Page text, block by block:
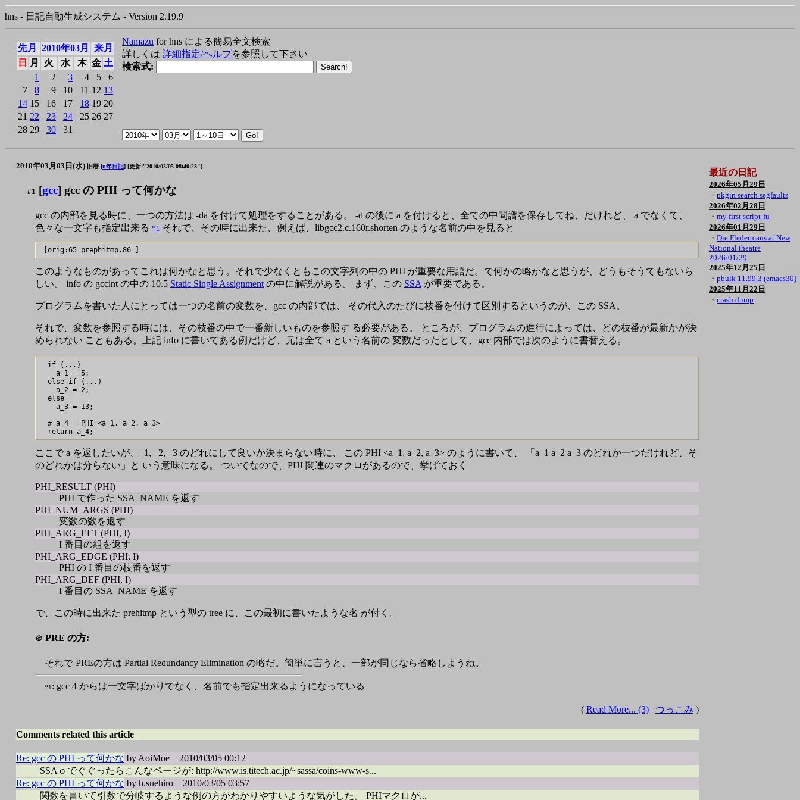
hns - 日記自動生成システム - Version 2.19.9
先月 2010年03月
来月
日
月 火 水 木 金 土
1
2 3 4 5
6
7
8 9 10 11 12 13
14 15 16 17 18 19 20
21 22 23 24 25 26 27
28 29 30 31
Namazu for hns による簡易全文検索
詳しくは 詳細指定/ヘルプを参照して下さい
検索式:
2010年03月03日(水) 旧暦 [n年日記] [更新:"2010/03/05 08:40:23"]
#1 [gcc] gcc の PHI って何かな
gcc の内部を見る時に、一つの方法は -da を付けて処理をすることがある。 -d の後に a を付けると、全ての中間譜を保存してね、だけれど、 a でなくて、
色々な一文字も指定出来る *1 それで、その時に出来た、例えば、libgcc2.c.160r.shorten のような名前の中を見ると
このようなものがあってこれは何かなと思う。それで少なくともこの文字列の中の PHI が重要な用語だ。で何かの略かなと思うが、どうもそうでもないら
しい。 info の gccint の中の 10.5 Static Single Assignment の中に解説がある。 まず、この SSA が重要である。
プログラムを書いた人にとっては一つの名前の変数を、gcc の内部では、 その代入のたびに枝番を付けて区別するというのが、この SSA。
それで、変数を参照する時には、その枝番の中で一番新しいものを参照す る必要がある。 ところが、プログラムの進行によっては、どの枝番が最新かが決
められない こともある。上記 info に書いてある例だけど、元は全て a という名前の 変数だったとして、gcc 内部では次のように書替える。
  if (...)
    a_1 = 5;
  else if (...)
    a_2 = 2;
  else
    a_3 = 13;
  # a_4 = PHI <a_1, a_2, a_3>
ここで a を返したいが、_1, _2, _3 のどれにして良いか決まらない時に、 この PHI <a_1, a_2, a_3> のように書いて、 「a_1 a_2 a_3 のどれか一つだけれど、そ
のどれかは分らない」と いう意味になる。 ついでなので、PHI 関連のマクロがあるので、挙げておく
PHI_RESULT (PHI)
PHI で作った SSA_NAME を返す
PHI_NUM_ARGS (PHI)
変数の数を返す
PHI_ARG_ELT (PHI, I)
I 番目の組を返す
PHI_ARG_EDGE (PHI, I)
PHI の I 番目の枝番を返す
PHI_ARG_DEF (PHI, I)
I 番目の SSA_NAME を返す
で、この時に出来た prehitmp という型の tree に、この最初に書いたような名 が付く。
＠ PRE の方:
それで PREの方は Partial Redundancy Elimination の略だ。簡単に言うと、一部が同じなら省略しようね。
*1 : gcc 4 からは一文字ばかりでなく、名前でも指定出来るようになっている
( Read More... (3) | つっこみ )
Comments related this article
Re: gcc の PHI って何かな by AoiMoe 2010/03/05 00:12
SSA φ でぐぐったらこんなページが: http://www.is.titech.ac.jp/~sassa/coins-www-s...
Re: gcc の PHI って何かな by h.suehiro 2010/03/05 03:57
関数を書いて引数で分岐するような例の方がわかりやすいような気がした。 PHIマクロが...
最近の日記
2026年05月29日
・ pkgin search segfaults
2026年02月28日
・ my first script-fu
2026年01月29日
・ Die Fledermaus at New
National theatre
2026/01/29
2025年12月25日
・ pbulk 11.99.3 (emacs30)
2025年11月22日
・ crash dump